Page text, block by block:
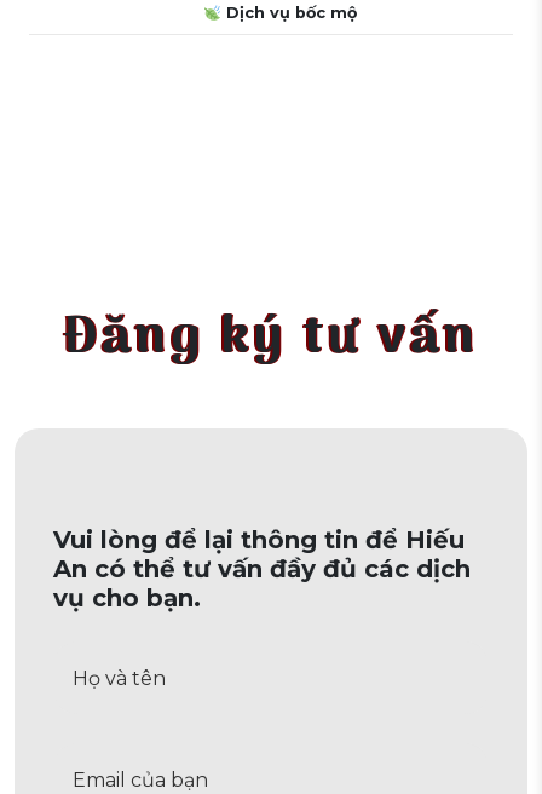
Dịch vụ bốc mộ
Đăng ký tư vấn
Vui lòng để lại thông tin để Hiếu
An có thể tư vấn đầy đủ các dịch
vụ cho bạn.